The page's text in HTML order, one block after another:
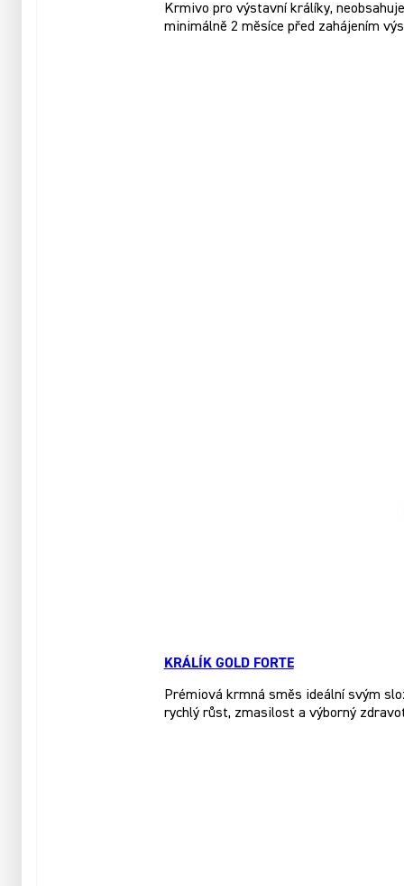
Krmivo pro výstavní králíky,
minimálně 2 měsíce před zahájením
KRÁLÍK GOLD FORTE
Prémiová krmná směs ideální svým
rychlý růst, zmasilost a výborný